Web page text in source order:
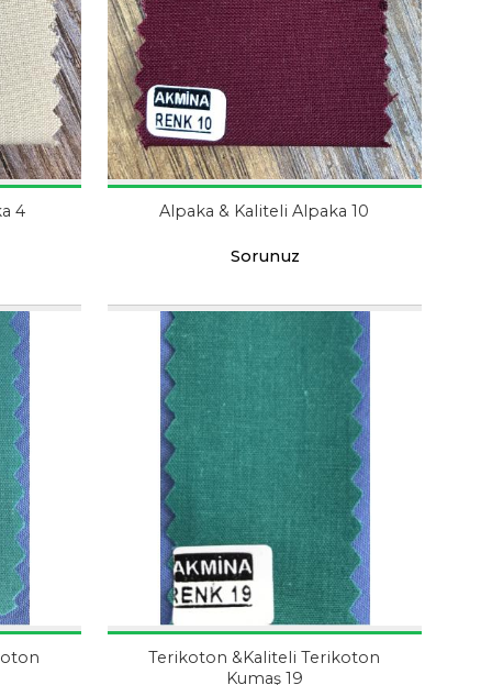
4 Alpaka & Kaliteli Alpaka 10
Sorunuz
Terikoton &Kaliteli Terikoton
Kumaş 19